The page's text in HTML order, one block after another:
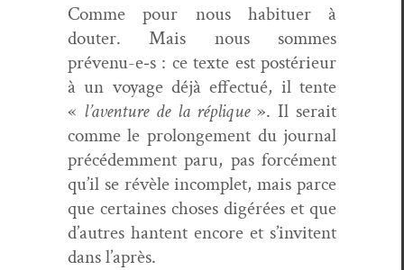
Comme pour nous habituer à
douter. Mais nous sommes
prévenu-e‑s : ce texte est postérieur
à un voy­age déjà effec­tué, il tente
« l’aventure de la réplique». Il serait
comme le pro­longe­ment du jour­nal
précédem­ment paru, pas for­cé­ment
qu’il se révèle incom­plet, mais parce
que cer­taines choses digérées et que
d’autres hantent encore et s’invitent
dans l’après.